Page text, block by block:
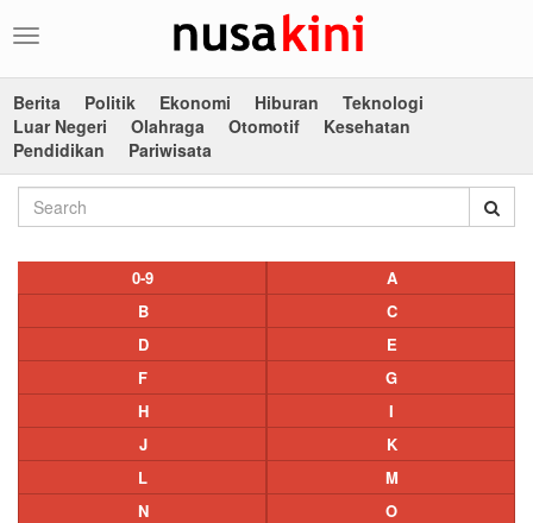
Toggle
Berita
Politik Ekonomi Hiburan
Teknologi
Luar Negeri
Olahraga Otomotif
Kesehatan
Pendidikan
Pariwisata
0-9
A
B
C
D
E
F
G
H
I
J
K
L
M
N
O